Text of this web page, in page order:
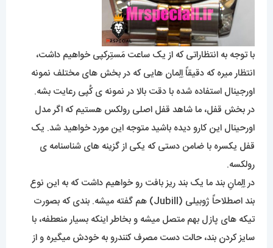
با توجه به انتظاراتی که از یک ساعت مَستِرکپی خواهیم داشت،
انتظار میره که دقیقاً اِلِمان هایی که در بخش های مختلف نمونه
اورجینال استفاده شده با دقت بالا در نمونه ی کُپی رعایت بشه.
در بخش قفل، ما شاهد قفل اصلی رولکس هستیم که اگر مدل
اورحینال این کارو دیده باشید متوجه این مورد خواهید شد. یک
قفل یکسره با ضامن دستی که یکی از گزینه های شناسنامه ی
رولکسه.
در اِلِمانِ بند ما یک بند ریز بافت رو خواهیم داشت که به این نوع
بند اصطلاحاً ژوبیلی (Jubill) هم گفته میشه. بندی که بصورت
تیکه های پازل بهم متصل میشه و بخاطر اینکه بسیار منعطفه، با
سایز کردن بند، حالت دست مصرف کنندرو به خودش میگیره و از